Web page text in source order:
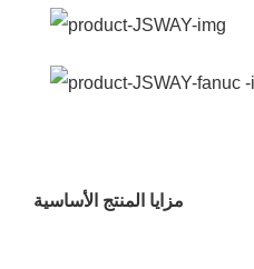
مزايا المنتج الأساسية